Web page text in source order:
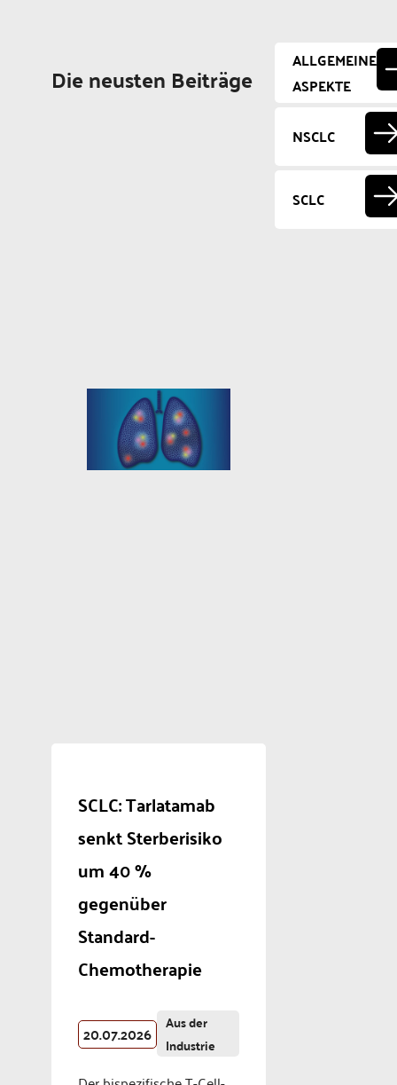
Die neusten Beiträge
SCLC: Tarlatamab
senkt Sterberisiko
um 40 %
gegenüber
Standard-
Chemotherapie
20.07.2026
Aus der
Industrie
ALLGEMEINE
ASPEKTE
NSCLC
SCLC